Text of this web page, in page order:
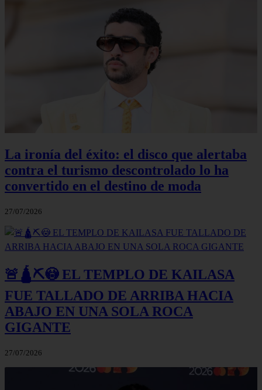
La ironía del éxito: el disco que alertaba
contra el turismo descontrolado lo ha
convertido en el destino de moda
27/07/2026
🚨🛕⛏️😳 EL TEMPLO DE KAILASA
FUE TALLADO DE ARRIBA HACIA
ABAJO EN UNA SOLA ROCA
GIGANTE
27/07/2026